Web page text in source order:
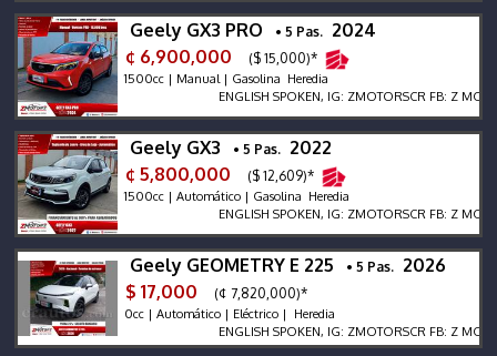
Geely GX3 PRO • 5 Pas. 2024
¢ 6,900,000
($ 15,000)*
1500cc | Manual | Gasolina Heredia
ENGLISH SPOKEN, IG: ZMOTORSCR FB: Z
Geely GX3 • 5 Pas. 2022
¢ 5,800,000
($ 12,609)*
1500cc | Automático | Gasolina Heredia
ENGLISH SPOKEN, IG: ZMOTORSCR FB: Z
Geely GEOMETRY E 225 • 5 Pas. 2026
$ 17,000
(¢ 7,820,000)*
0cc | Automático | Eléctrico | Heredia
ENGLISH SPOKEN, IG: ZMOTORSCR FB: Z